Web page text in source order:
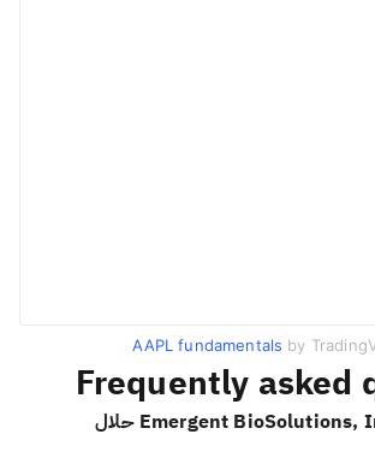
AAPL fundamentals by
Frequently asked
هل سهم Emergent BioSolutions, Inc. EBS حلال